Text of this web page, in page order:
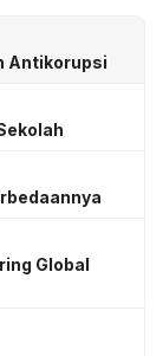
Antikorupsi
Global